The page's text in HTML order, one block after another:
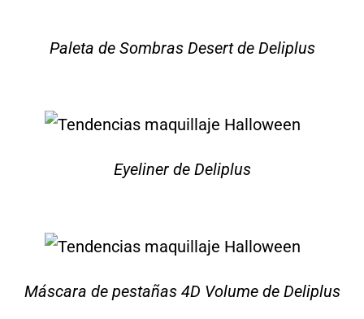
Paleta de Sombras Desert de Deliplus
Eyeliner de Deliplus
Máscara de pestañas 4D Volume de Deliplus